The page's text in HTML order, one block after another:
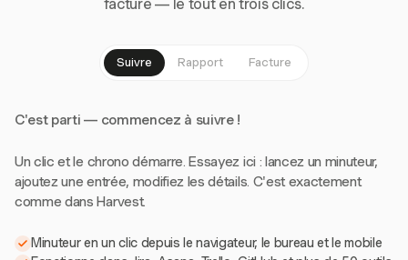
facture — le tout en trois clics.
Suivre Rapport Facture
C'est parti — commencez à suivre !
Un clic et le chrono démarre. Essayez ici : lancez un minuteur,
ajoutez une entrée, modifiez les détails. C'est exactement
comme dans Harvest.
Minuteur en un clic depuis le navigateur, le bureau et le mobile